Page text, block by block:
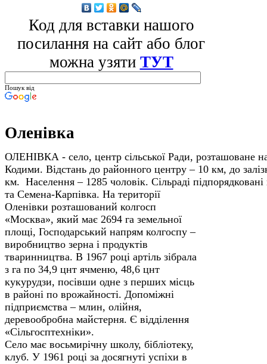
Код для вставки нашого
посилання на сайт або блог
можна узяти ТУТ
Пошук від
Оленівка
ОЛЕНІВКА - село, центр сільської Ради, розташоване на
Кодими. Відстань до районного центру – 10 км, до
км. Населення – 1285 чоловік. Сільраді
та Семена-Карпівка. На території
Оленівки розташований колгосп
«Москва», який має 2694 га земельної
площі, Господарський напрям колгоспу –
виробництво зерна і продуктів
тваринництва. В 1967 році артіль зібрала
з га по 34,9 цнт ячменю, 48,6 цнт
кукурудзи, посівши одне з перших місць
в районі по врожайності. Допоміжні
підприємства – млин, олійня,
деревообробна майстерня. Є відділення
«Сільгосптехніки».
Село має восьмирічну школу, бібліотеку,
клуб. У 1961 році за досягнуті успіхи в